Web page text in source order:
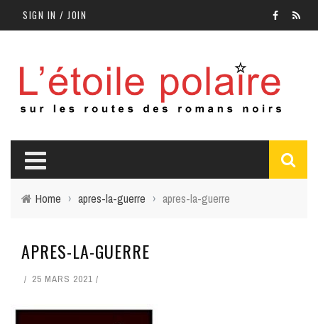
SIGN IN / JOIN
Home › apres-la-guerre › apres-la-guerre
APRES-LA-GUERRE
25 MARS 2021